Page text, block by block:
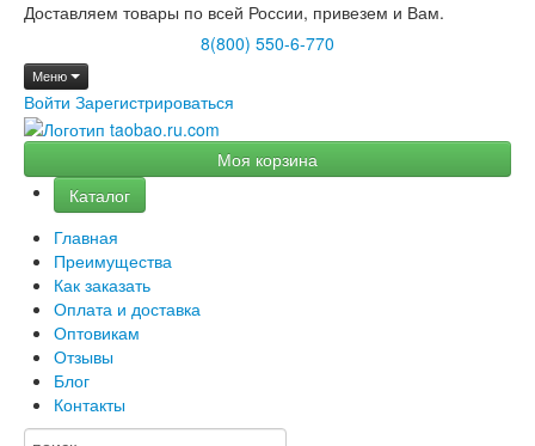
Доставляем товары по всей России, привезем и Вам.
8(800) 550-6-770
Меню
Войти Зарегистрироваться
Моя корзина
Каталог
Главная
Преимущества
Как заказать
Оплата и доставка
Оптовикам
Отзывы
Блог
Контакты